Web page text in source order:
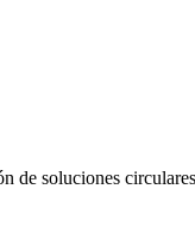
de soluciones